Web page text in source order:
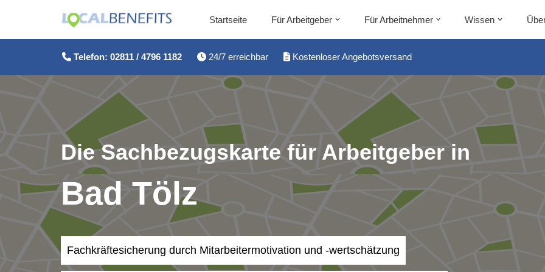
Startseite Für Arbeitgeber Für Arbeitnehmer Wissen
Telefon: 02811 / 4796 1182 24/7 erreichbar Kostenloser Angebotsversand
Die Sachbezugskarte für Arbeitgeber in
Bad Tölz
Fachkräftesicherung durch Mitarbeitermotivation und -wertschätzung